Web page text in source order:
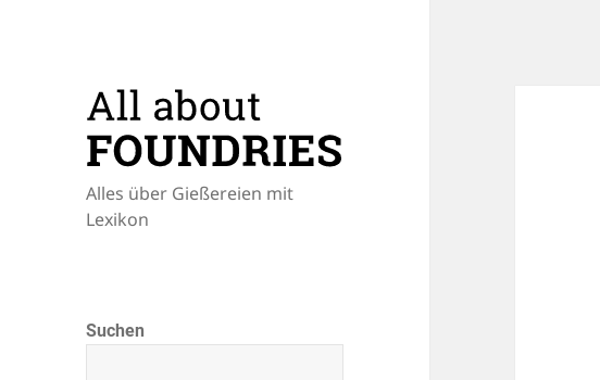
Alles über Gießereien mit
Lexikon
Suchen